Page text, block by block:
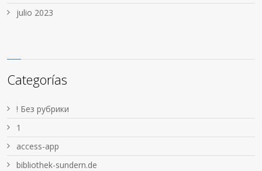
julio 2023
Categorías
! Без рубрики
1
access-app
bibliothek-sundern.de